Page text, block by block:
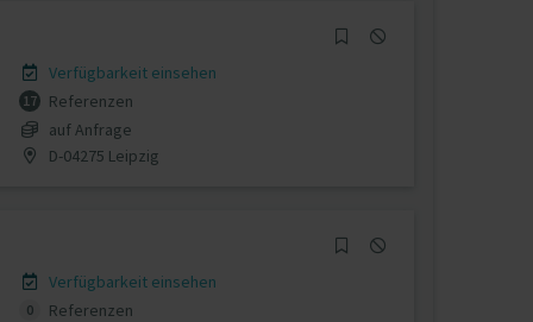
Verfügbarkeit einsehen
17
Referenzen
auf Anfrage
D-04275 Leipzig
Verfügbarkeit einsehen
0
Referenzen